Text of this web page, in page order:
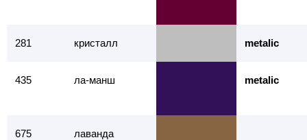
281 кристалл metalic
435 ла-манш metalic
675 лаванда